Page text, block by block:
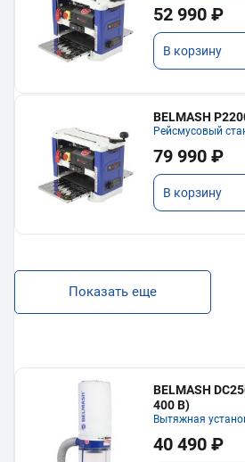
52 990 ₽
В корзину
BELMASH
Рейсмусовый
79 990 ₽
В корзину
Показать еще
BELMASH
400 В)
Вытяжная
40 490 ₽